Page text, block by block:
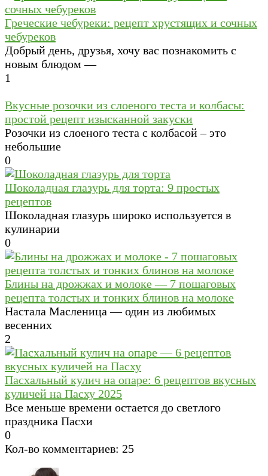
Греческие чебуреки: рецепт хрустящих и сочных
чебуреков
Добрый день, друзья, хочу вас познакомить с
новым блюдом —
1
Вкусные розочки из слоеного теста и колбасы:
простой рецепт изысканной закуски
Розочки из слоеного теста с колбасой – это
небольшие
0
Шоколадная глазурь для торта: 9 простых
рецептов
Шоколадная глазурь широко используется в
кулинарии
0
Блины на дрожжах и молоке — 7 пошаговых
рецепта толстых и тонких блинов на молоке
Настала Масленица — один из любимых
весенних
2
Пасхальный кулич на опаре: 6 рецептов вкусных
куличей на Пасху 2025
Все меньше времени остается до светлого
праздника Пасхи
0
Кол-во комментариев: 25